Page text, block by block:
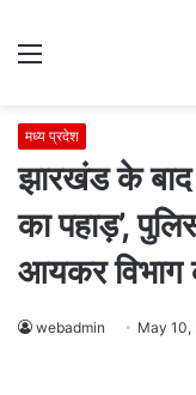
Menu
मध्य प्रदेश
झारखंड के बाद
का पहाड़’,
आयकर विभाग
webadmin May 10,